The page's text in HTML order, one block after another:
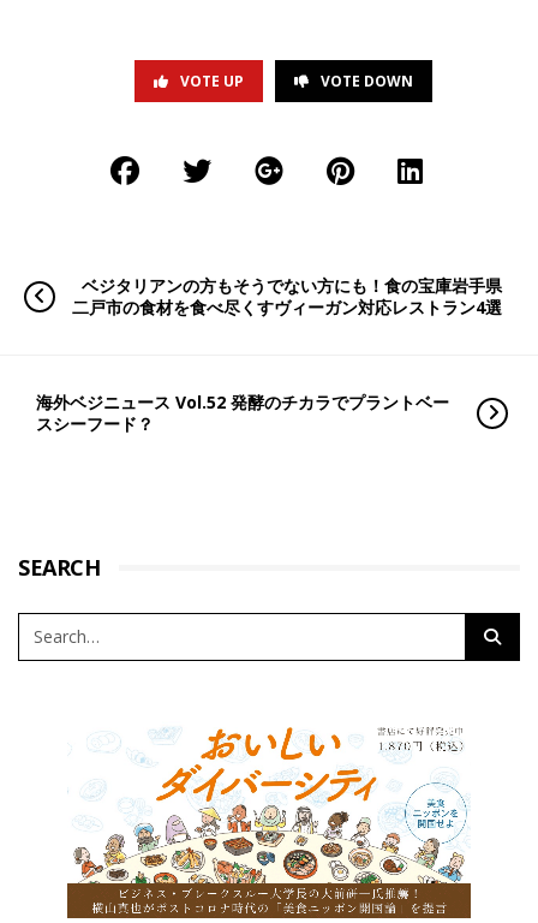
VOTE UP VOTE DOWN
ベジタリアンの方もそうでない方にも！食の宝庫岩手県
二戸市の食材を食べ尽くすヴィーガン対応レストラン4選
海外ベジニュース Vol.52 発酵のチカラでプラントベー
スシーフード？
SEARCH